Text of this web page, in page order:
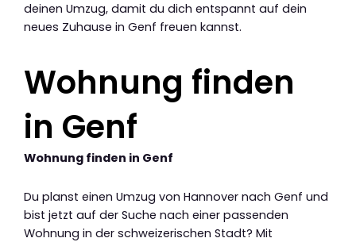
deinen Umzug, damit du dich entspannt auf dein
neues Zuhause in Genf freuen kannst.
Wohnung finden
in Genf
Wohnung finden in Genf
Du planst einen Umzug von Hannover nach Genf und
bist jetzt auf der Suche nach einer passenden
Wohnung in der schweizerischen Stadt? Mit